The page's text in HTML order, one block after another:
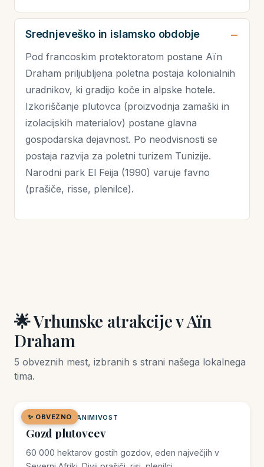
Srednjeveško in islamsko obdobje
Pod francoskim protektoratom postane Aïn
Draham priljubljena poletna postaja kolonialnih
uradnikov, ki gradijo koče in alpske hotele.
Izkoriščanje plutovca (proizvodnja zamaški in
izolacijskih materialov) postane glavna
gospodarska dejavnost. Po neodvisnosti se
postaja razvija za poletni turizem Tunizije.
Narodni park El Feija (1990) varuje favno
(prašiče, risse, plenilce).
🌟 Vrhunske atrakcije v Aïn
Draham
5 obveznih mest, izbranih s strani našega lokalnega
tima.
✨ OBVEZNO
🌿 NARAVNA ZANIMIVOST
Gozd plutovcev
60 000 hektarov gostih gozdov, eden največjih v